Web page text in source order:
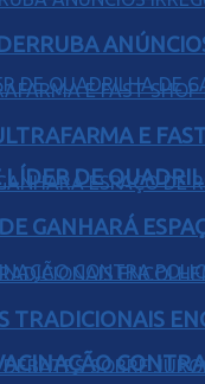
DE
E
GANHARÁ
TRADICIONAIS